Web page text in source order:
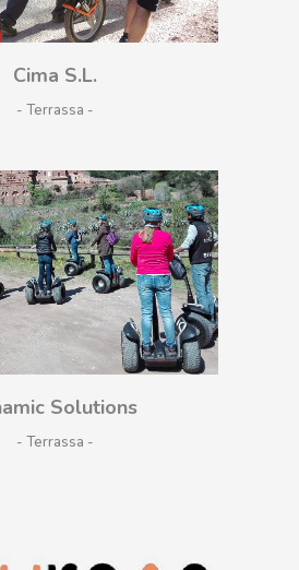
Cima S.L.
- Terrassa
Solutions
- Terrassa